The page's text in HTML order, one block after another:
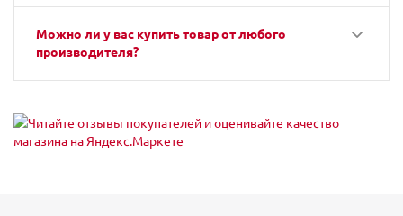
Можно ли у вас купить товар от любого
производителя?